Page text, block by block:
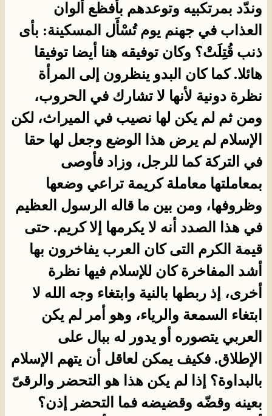
وندّد بمرتكبيه وتوعدهم بأفظع ألوان
العذاب في جهنم يوم تُسْأَل المسكينة: بأى
ذنب قُتِلَتْ؟ وكان توفيقه هنا أيضا توفيقا
هائلا. كما كان البدو ينظرون إلى المرأة
نظرة دونية لأنها لا تشارك في الحروب،
ومن ثم لم يكن لها نصيب في الميراث، لكن
الإسلام لم يرض هذا الوضع وجعل لها حقا
في التركة كما للرجل، وزاد فأوصى
بمعاملتها معاملة كريمة تراعي وضعها
وظروفها، ومن بين ما قاله الرسول العظيم
في هذا الصدد أنه لا يكرمها إلا كريم. حتى
قيمة الكرم التى كان العرب يفاخرون بها
أشد المفاخرة كان للإسلام فيها نظرة
أخرى، إذ ربطها بالنية وابتغاء وجه الله لا
ابتغاء السمعة والرياء، وهو أمر لم يكن
العربي يتصوره أو يدور له ببال على
الإطلاق. فكيف يمكن لعاقل أن يتهم الإسلام
بالبداوة؟ إذا لم يكن هذا هو التحضر والرقىّ
بعينه وقضّه وقضيضه فما التحضر إذن؟